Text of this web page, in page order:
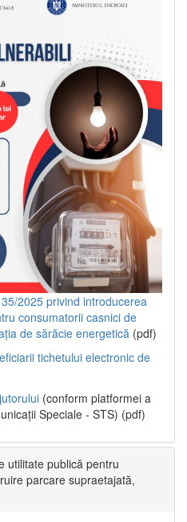
2025 privind introducerea
consumatorii casnici de
de sărăcie energetică (pdf)
tichetului electronic de
(conform platformei a
Speciale - STS) (pdf)
utilitate publică pentru
parcare supraetajată,